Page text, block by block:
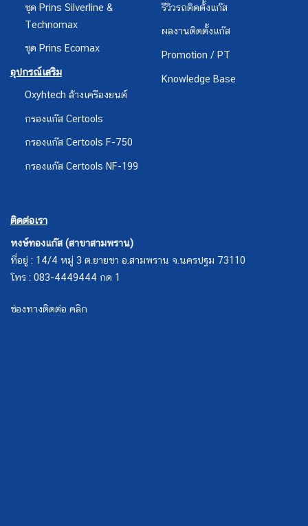
ชุด Prins Silverline &
Technomax
ชุด Prins Ecomax
อุปกรณ์เสริม
Oxyhtech ล้างเครืองยนต์
กรองแก๊ส Certools
กรองแก๊ส Certools F-750
กรองแก๊ส Certools NF-199
รีวิวรถติดตั้งแก๊ส
ผลงานติดตั้งแก๊ส
Promotion / PT
Knowledge Base
ติดต่อเรา
หงษ์ทองแก๊ส (สาขาสามพราน)
ที่อยู่ : 14/4 หมู่ 3 ต.ยายชา อ.สามพราน จ.นครปฐม 73110
โทร : 083-4449444 กด 1
ช่องทางติดต่อ คลิก